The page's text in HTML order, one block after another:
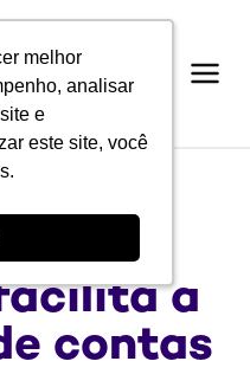
melhor
analisar
e
este site, você
melhor
analisar
e
este site, você
a
contas